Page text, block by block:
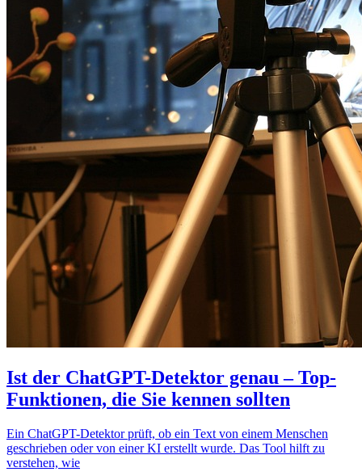
Ist der ChatGPT-Detektor genau – Top-
Funktionen, die Sie kennen sollten
Ein ChatGPT-Detektor prüft, ob ein Text von einem Menschen
geschrieben oder von einer KI erstellt wurde. Das Tool hilft zu
verstehen, wie